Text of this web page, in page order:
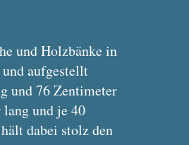
und Holzbänke in
aufgestellt
und 76 Zentimeter
und je 40
dabei stolz den